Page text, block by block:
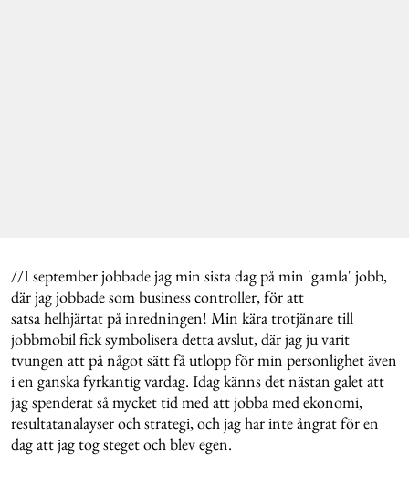
//I september jobbade jag min sista dag på min 'gamla' jobb,
där jag jobbade som business controller, för att
satsa helhjärtat på inredningen! Min kära trotjänare till
jobbmobil fick symbolisera detta avslut, där jag ju varit
tvungen att på något sätt få utlopp för min personlighet även
i en ganska fyrkantig vardag. Idag känns det nästan galet att
jag spenderat så mycket tid med att jobba med ekonomi,
resultatanalayser och strategi, och jag har inte ångrat för en
dag att jag tog steget och blev egen.